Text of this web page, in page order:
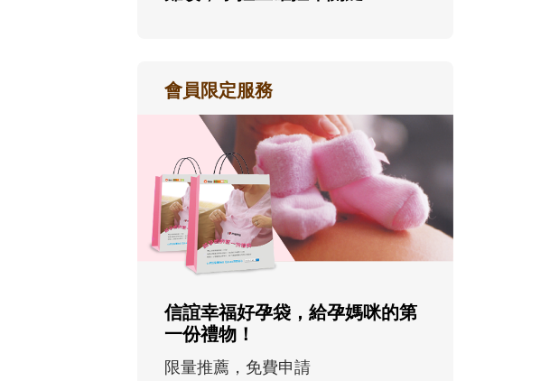
會員限定服務
信誼幸福好孕袋，給孕媽咪的第
一份禮物！
限量推薦，免費申請